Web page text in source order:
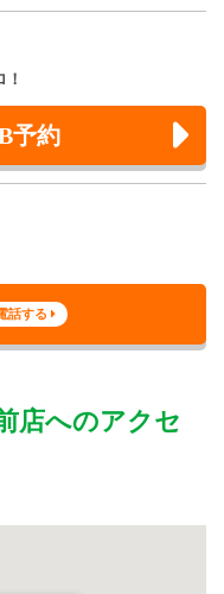
予約
話する
店へのアクセ